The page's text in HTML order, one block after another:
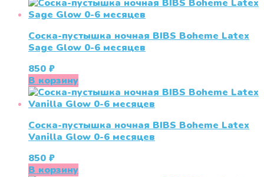
Соска-пустышка ночная BIBS Boheme Latex
Sage Glow 0-6 месяцев
850 ₽
В корзину
Соска-пустышка ночная BIBS Boheme Latex
Vanilla Glow 0-6 месяцев
850 ₽
В корзину